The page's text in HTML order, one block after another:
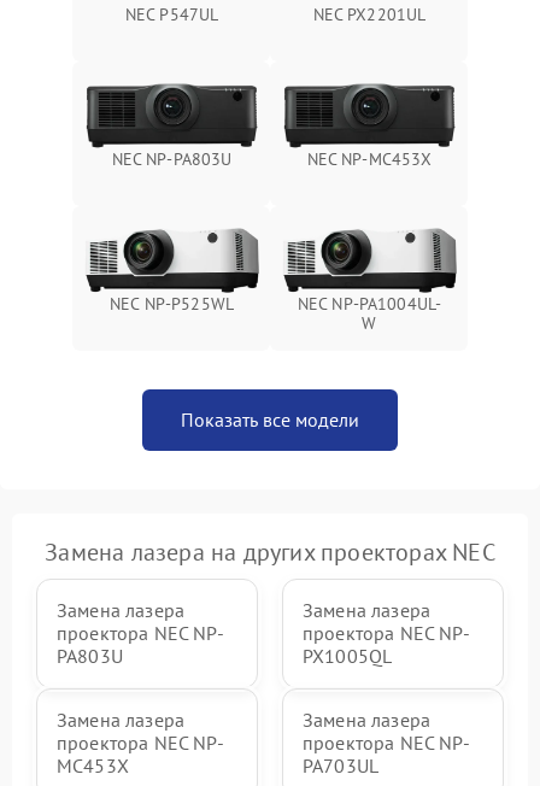
NEC P547UL NEC PX2201UL
NEC NP-PA803U NEC NP-MC453X
NEC NP-P525WL
NEC NP-PA1004UL-
W
Показать все модели
Замена лазера на других проекторах NEC
Замена лазера
проектора NEC NP-
PA803U
Замена лазера
проектора NEC NP-
PX1005QL
Замена лазера
проектора NEC NP-
MC453X
Замена лазера
проектора NEC NP-
PA703UL